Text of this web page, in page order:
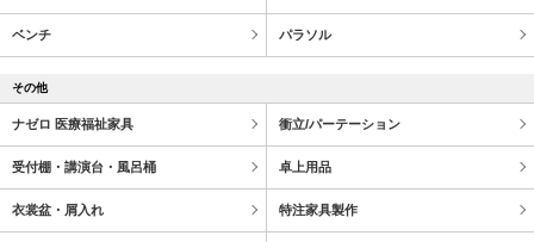
ベンチ パラソル
その他
ナゼロ 医療福祉家具 衝立/パーテーション
受付棚・講演台・風呂桶 卓上用品
衣裳盆・屑入れ 特注家具製作